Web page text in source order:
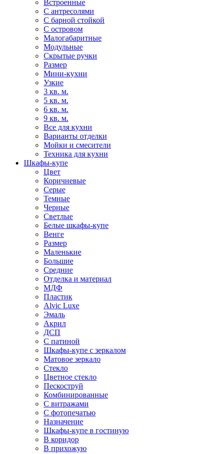
Встроенные
С антресолями
С барной стойкой
С островом
Малогабаритные
Модульные
Скрытые ручки
Размер
Мини-кухни
Узкие
3 кв. м.
5 кв. м.
6 кв. м.
9 кв. м.
Все для кухни
Варианты отделки
Мойки и смесители
Техника для кухни
Шкафы-купе
Цвет
Коричневые
Серые
Темные
Черные
Светлые
Белые шкафы-купе
Венге
Размер
Маленькие
Большие
Средние
Отделка и материал
МДФ
Пластик
Alvic Luxe
Эмаль
Акрил
ДСП
С патиной
Шкафы-купе с зеркалом
Матовое зеркало
Стекло
Цветное стекло
Пескоструй
Комбинированные
С витражами
С фотопечатью
Назначение
Шкафы-купе в гостиную
В коридор
В прихожую